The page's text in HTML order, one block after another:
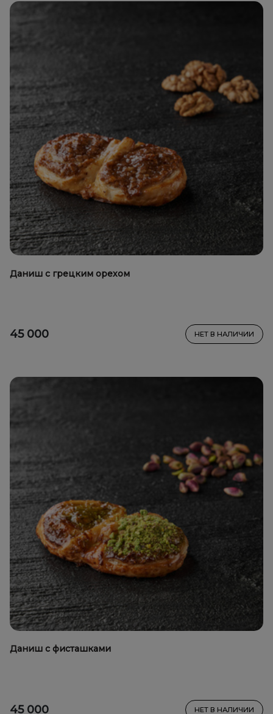
Даниш с грецким орехом
45 000 НЕТ В НАЛИЧИИ
Даниш с фисташками
45 000 НЕТ В НАЛИЧИИ